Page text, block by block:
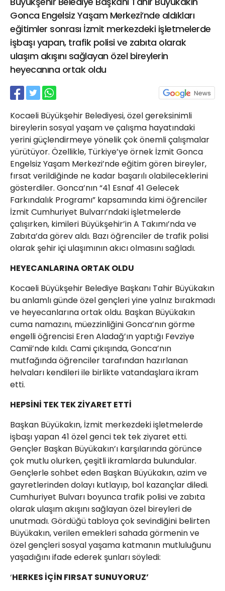
Gonca Engelsiz Yaşam Merkezi’nde aldıkları
eğitimler sonrası İzmit merkezdeki işletmelerde
işbaşı yapan, trafik polisi ve zabıta olarak
ulaşım akışını sağlayan özel bireylerin
heyecanına ortak oldu
Kocaeli Büyükşehir Belediyesi, özel gereksinimli
bireylerin sosyal yaşam ve çalışma hayatındaki
yerini güçlendirmeye yönelik çok önemli çalışmalar
yürütüyor. Özellikle, Türkiye’ye örnek İzmit Gonca
Engelsiz Yaşam Merkezi’nde eğitim gören bireyler,
fırsat verildiğinde ne kadar başarılı olabileceklerini
gösterdiler. Gonca’nın “41 Esnaf 41 Gelecek
Farkındalık Programı” kapsamında kimi öğrenciler
İzmit Cumhuriyet Bulvarı’ndaki işletmelerde
çalışırken, kimileri Büyükşehir’in A Takımı’nda ve
Zabıta’da görev aldı. Bazı öğrenciler de trafik polisi
olarak şehir içi ulaşımının akıcı olmasını sağladı.
HEYECANLARINA ORTAK OLDU
Kocaeli Büyükşehir Belediye Başkanı Tahir Büyükakın
bu anlamlı günde özel gençleri yine yalnız bırakmadı
ve heyecanlarına ortak oldu. Başkan Büyükakın
cuma namazını, müezzinliğini Gonca’nın görme
engelli öğrencisi Eren Aladağ’ın yaptığı Fevziye
Camii’nde kıldı. Cami çıkışında, Gonca’nın
mutfağında öğrenciler tarafından hazırlanan
helvaları kendileri ile birlikte vatandaşlara ikram
etti.
HEPSİNİ TEK TEK ZİYARET ETTİ
Başkan Büyükakın, İzmit merkezdeki işletmelerde
işbaşı yapan 41 özel genci tek tek ziyaret etti.
Gençler Başkan Büyükakın’ı karşılarında görünce
çok mutlu olurken, çeşitli ikramlarda bulundular.
Gençlerle sohbet eden Başkan Büyükakın, azim ve
gayretlerinden dolayı kutlayıp, bol kazançlar diledi.
Cumhuriyet Bulvarı boyunca trafik polisi ve zabıta
olarak ulaşım akışını sağlayan özel bireyleri de
unutmadı. Gördüğü tabloya çok sevindiğini belirten
Büyükakın, verilen emekleri sahada görmenin ve
özel gençleri sosyal yaşama katmanın mutluluğunu
yaşadığını ifade ederek şunları söyledi:
‘HERKES İÇİN FIRSAT SUNUYORUZ’
21 Gölcük
02624132333
haber@golcukpostasi.com